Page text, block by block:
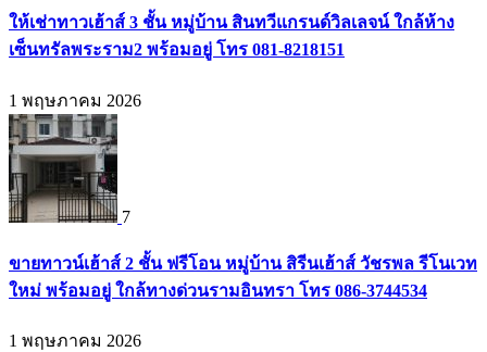
ให้เช่าทาวเฮ้าส์ 3 ชั้น หมู่บ้าน สินทวีแกรนด์วิลเลจน์ ใกล้ห้าง
เซ็นทรัลพระราม2 พร้อมอยู่ โทร 081-8218151
1 พฤษภาคม 2026
7
ขายทาวน์เฮ้าส์ 2 ชั้น ฟรีโอน หมู่บ้าน สิรีนเฮ้าส์ วัชรพล รีโนเวท
ใหม่ พร้อมอยู่ ใกล้ทางด่วนรามอินทรา โทร 086-3744534
1 พฤษภาคม 2026